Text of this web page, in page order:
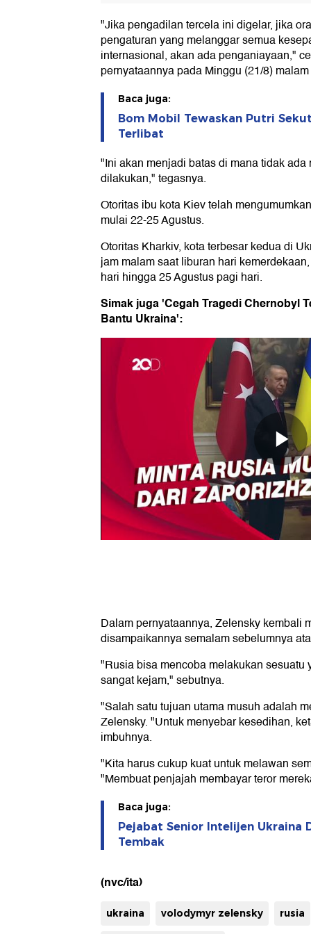
"Jika pengadilan tercela ini digelar, jika
pengaturan yang melanggar semua
internasional, akan ada penganiayaan,"
pernyataannya pada Minggu (21/8)
Baca juga:
Bom Mobil Tewaskan Putri
Terlibat
"Ini akan menjadi batas di mana tidak
dilakukan," tegasnya.
Otoritas ibu kota Kiev telah
mulai 22-25 Agustus.
Otoritas Kharkiv, kota terbesar kedua di
jam malam saat liburan hari
hari hingga 25 Agustus pagi hari.
Simak juga 'Cegah Tragedi Chernobyl
Bantu Ukraina':
Dalam pernyataannya, Zelensky kembali
disampaikannya semalam sebelumnya
"Rusia bisa mencoba melakukan sesuatu
sangat kejam," sebutnya.
"Salah satu tujuan utama musuh adalah
Zelensky. "Untuk menyebar kesedihan,
imbuhnya.
"Kita harus cukup kuat untuk melawan
"Membuat penjajah membayar teror
Baca juga:
Pejabat Senior Intelijen Ukraina
Tembak
(nvc/ita)
ukraina volodymyr zelensky rusia